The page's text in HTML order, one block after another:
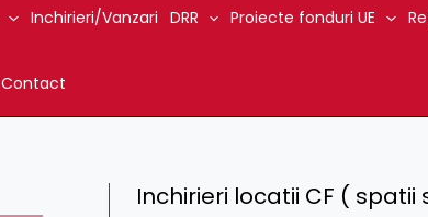
Inchirieri/Vanzari DRR Proiecte fonduri UE
Contact
Inchirieri locatii CF ( spatii